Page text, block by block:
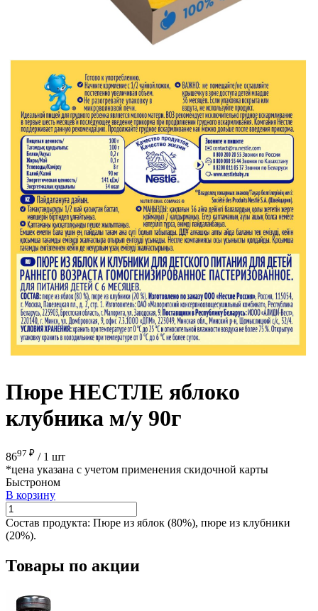
Пюре НЕСТЛЕ яблоко
клубника м/у 90г
8697 ₽ / 1 шт
*цена указана с учетом применения скидочной карты
Быстроном
В корзину
Состав продукта: Пюре из яблок (80%), пюре из клубники
(20%).
Товары по акции